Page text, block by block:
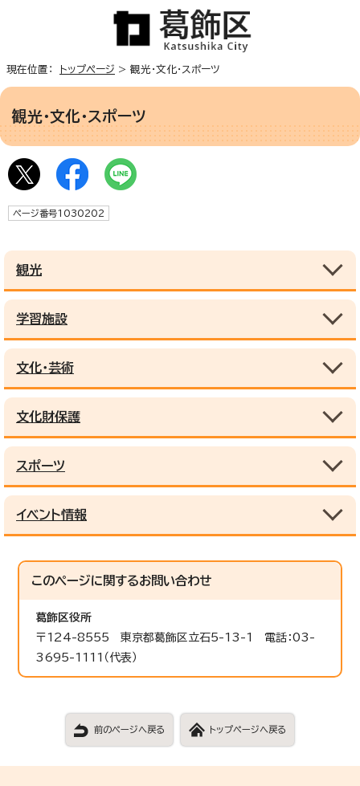
現在位置： トップページ > 観光・文化・スポーツ
観光・文化・スポーツ
ページ番号1030202
観光
学習施設
文化・芸術
文化財保護
スポーツ
イベント情報
このページに関するお問い合わせ
葛飾区役所
〒124-8555 東京都葛飾区立石5-13-1 電話：03-
3695-1111（代表）
前のページへ戻る トップページへ戻る